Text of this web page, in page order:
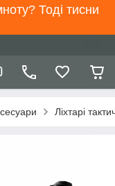
Тоді тисни
Ліхтарі